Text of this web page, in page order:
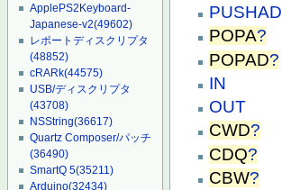
ApplePS2Keyboard-
Japanese-v2(49602)
レポートディスクリプタ
(48852)
cRARk(44575)
USB/ディスクリプタ
(43708)
NSString(36617)
Quartz Composer/パッチ
(36490)
SmartQ 5(35211)
Arduino(32434)
PUSHAD
POPA?
POPAD?
IN
OUT
CWD?
CDQ?
CBW?